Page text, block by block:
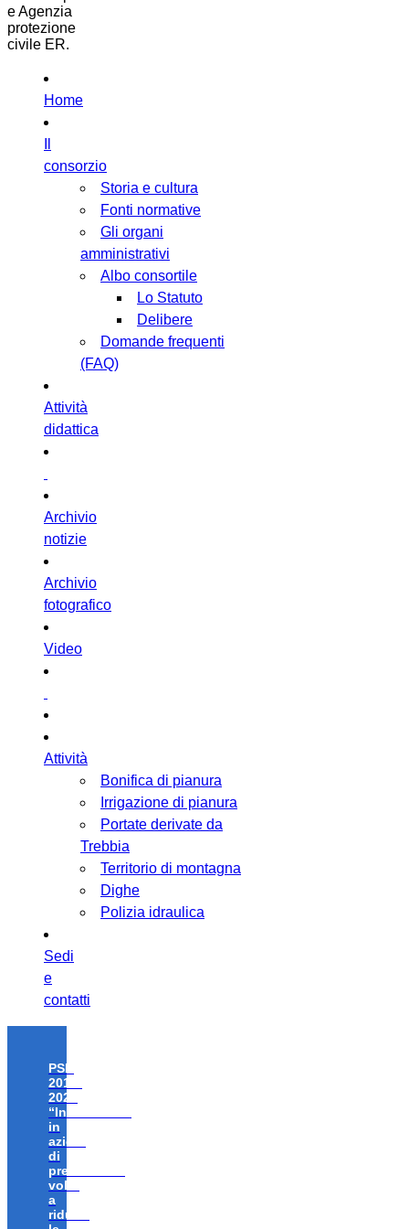
e Agenzia
protezione
civile ER.
Home
consorzio
Storia e cultura
Fonti normative
Gli organi
amministrativi
Albo consortile
Lo Statuto
Delibere
Domande frequenti
(FAQ)
Attività
didattica
Archivio
notizie
Archivio
fotografico
Video
Attività
Bonifica di pianura
Irrigazione di pianura
Portate derivate da
Trebbia
Territorio di montagna
Dighe
Polizia idraulica
Sedi
e
contatti
PSR
2014-
2020
“Investimenti
in
azioni
di
prevenzione
volte
a
ridurre